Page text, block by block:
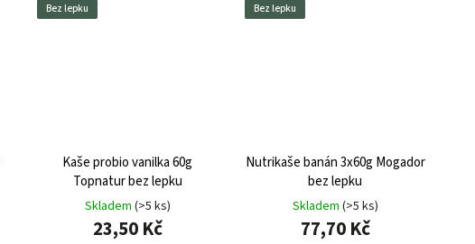
Bez lepku
Kaše probio vanilka 60g
Topnatur bez lepku
Skladem (>5 ks)
23,50 Kč
Bez lepku
Nutrikaše banán 3x60g Mogador
bez lepku
Skladem (>5 ks)
77,70 Kč